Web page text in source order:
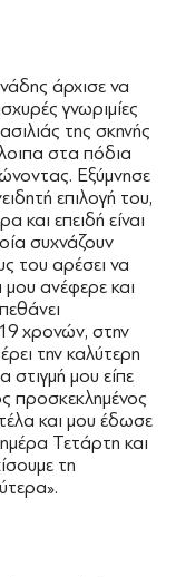
άρχισε να
γνωριμίες
της σκηνής
στα πόδια
Εξύμνησε
επιλογή του,
και επειδή είναι
συχνάζουν
του αρέσει να
ανέφερε και
χρονών, στην
την καλύτερη
στιγμή μου είπε
προσκεκλημένος
και μου έδωσε
Τετάρτη και
τη